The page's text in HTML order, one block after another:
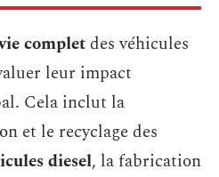
completdes véhicules
leur impact
Cela inclut la
et le recyclage des
diesel, la fabrication